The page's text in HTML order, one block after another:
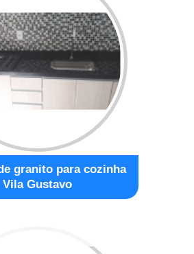
granito para cozinha
Vila Gustavo